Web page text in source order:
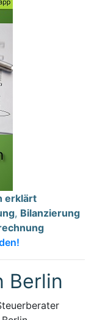
erklärt
, Bilanzierung
Berlin